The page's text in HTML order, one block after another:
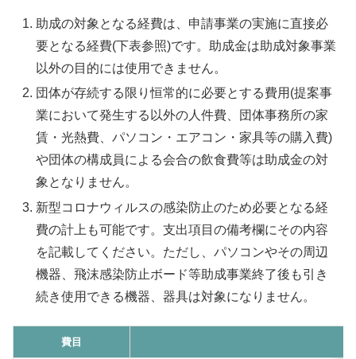
助成の対象となる経費は、申請事業の実施に直接必
要となる経費(下表参照)です。助成金は助成対象事業
以外の目的には使用できません。
団体が存続する限り恒常的に必要とする費用(提案事
業において発生する以外の人件費、団体事務所の家
賃・光熱費、パソコン・エアコン・家具等の購入費)
や団体の構成員による会合の飲食費等は助成金の対
象となりません。
新型コロナウィルスの感染防止のため必要となる経
費の計上も可能です。支出項目の備考欄にその内容
を記載してください。ただし、パソコンやその周辺
機器、飛沫感染防止ボード等助成事業終了後も引き
続き使用できる機器、器具は対象になりません。
費目